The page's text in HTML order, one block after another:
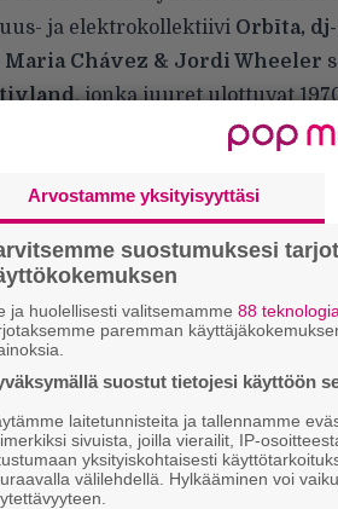
ja elektrokollektiivi Orbīta,
Chávez & Jordi Wheeler
, jonka juuret ulottuvat
Arvostamme yksityisyyttäsi
suostumuksesi
ja huolellisesti valitsemamme 88
paremman
suostut tietojesi käyttöön
laitetunnisteita ja tallennamme
sivuista, joilla vierailit, IP-
yksityiskohtaisesti
välilehdellä. Hylkääminen voi